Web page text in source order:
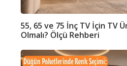
55, 65 ve 75 İnç TV İçin TV
Olmalı? Ölçü Rehberi